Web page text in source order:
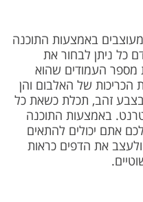
באמצעות התוכנה
כל ניתן לבחור את
מספר העמודים שהוא
הכריכות של האלבום והן
בצבע זהב, תכלת כשאת כל
באמצעות התוכנה
אתם יכולים להתאים
את הדפים כראות